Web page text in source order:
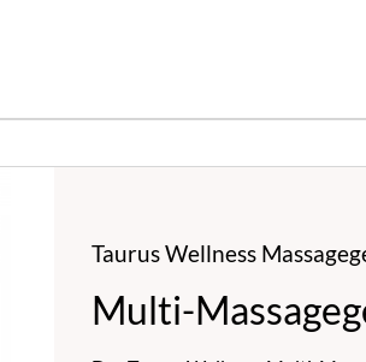
Taurus Wellness
Multi-